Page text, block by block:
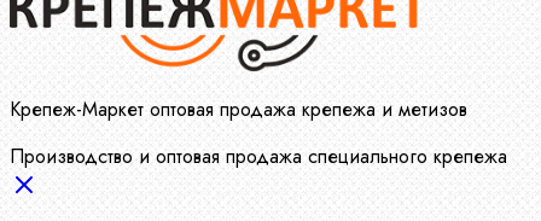
Крепеж-Маркет оптовая продажа крепежа и метизов
Производство и оптовая продажа специального крепежа